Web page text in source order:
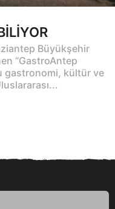
Büyükşehir
“GastroAntep
gastronomi, kültür ve